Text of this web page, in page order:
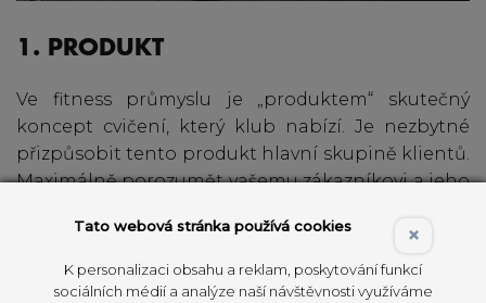
1. PRODUKT
Ve fitness průmyslu je „produktem“ skutečný
koncept cvičení, který klub nabízí. Je nezbytné
přizpůsobit tento produkt hlavní skupině klientů.
Maximálně porozumět vašemu zákazníkovi a jeho
Dokázat klientovi nabídnout jedinečné a na míru
šité řešení. To by mělo zahrnovat následující (ale
není to omezeno pouze na ně):
×
Tato webová stránka používá cookies
K personalizaci obsahu a reklam, poskytování funkcí
sociálních médií a analýze naší návštěvnosti využíváme